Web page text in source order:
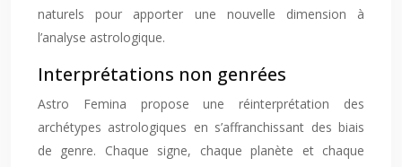
naturels pour apporter une nouvelle dimension à
l’analyse astrologique.
Interprétations non genrées
Astro Femina propose une réinterprétation des
archétypes astrologiques en s’affranchissant des biais
de genre. Chaque signe, chaque planète et chaque